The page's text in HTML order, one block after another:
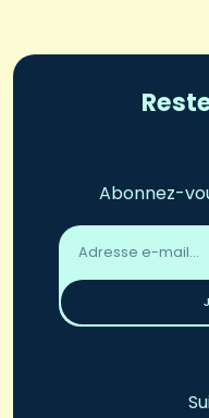
Abonnez-
Adresse
email